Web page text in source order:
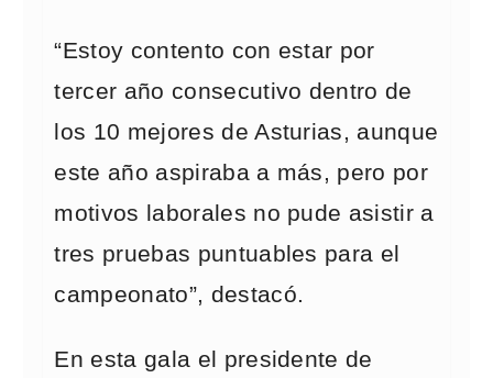
“Estoy contento con estar por
tercer año consecutivo dentro de
los 10 mejores de Asturias, aunque
este año aspiraba a más, pero por
motivos laborales no pude asistir a
tres pruebas puntuables para el
campeonato”, destacó.
En esta gala el presidente de